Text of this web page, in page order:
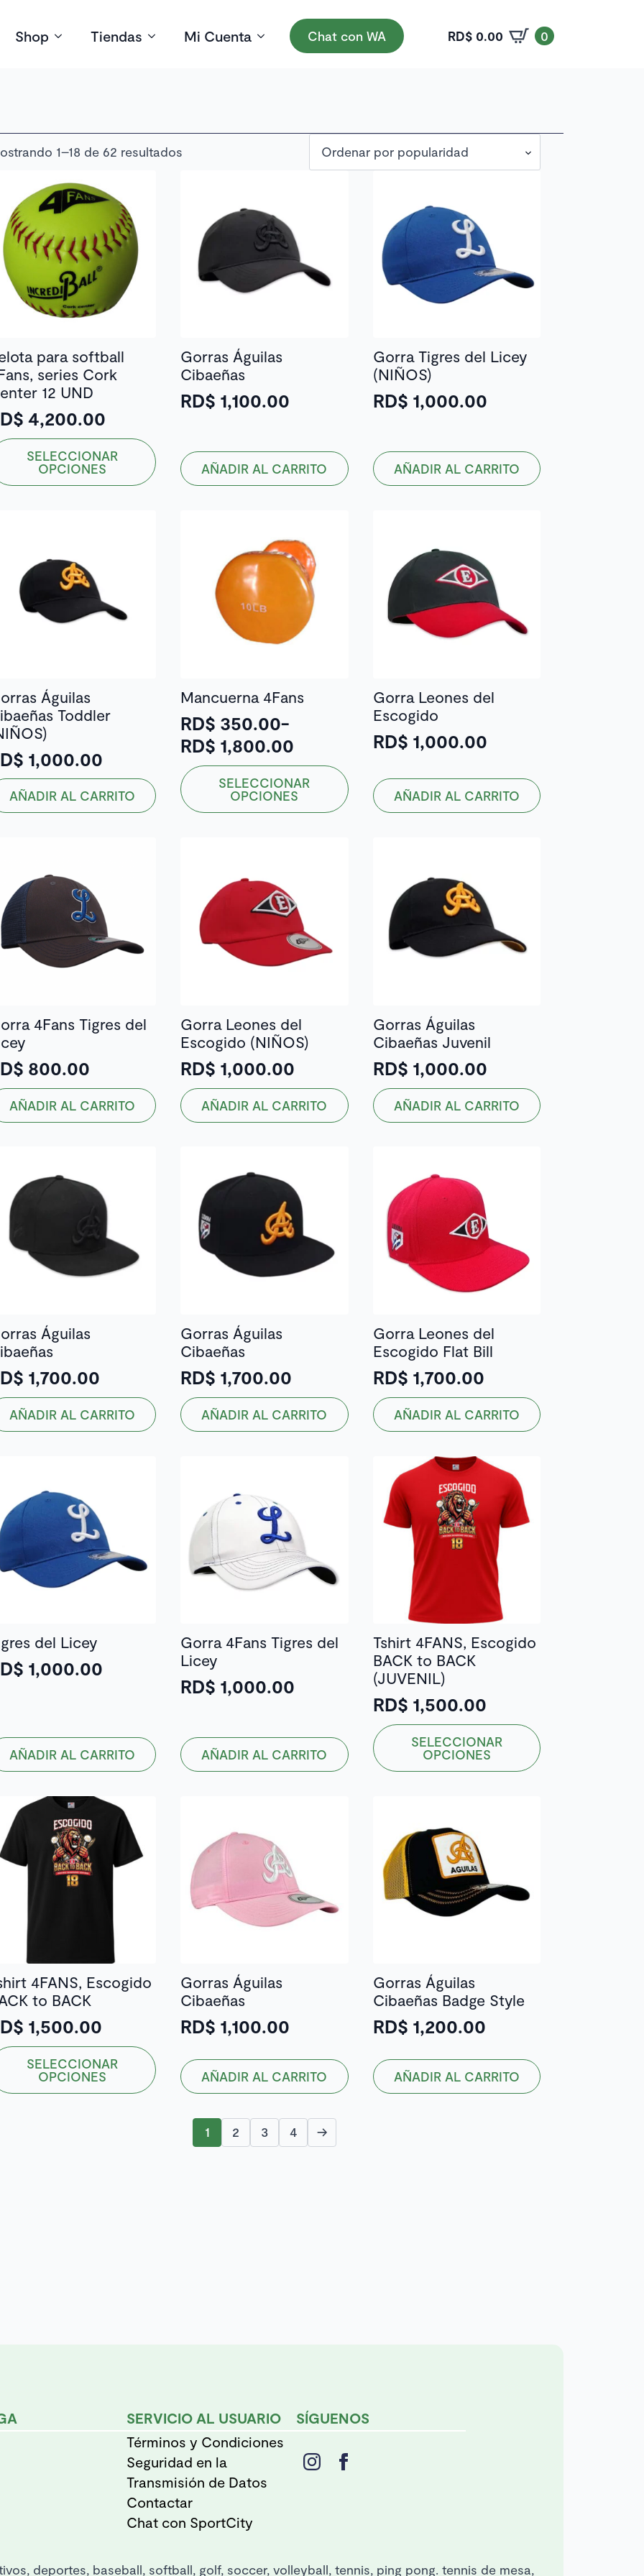
Shop Tiendas Mi Cuenta Chat con WA RD$ 0.00 0
1–18 de 62 resultados
para softball
series Cork
12 UND
4,200.00
SELECCIONAR
OPCIONES
Gorras Águilas
Cibaeñas
RD$ 1,100.00
AÑADIR AL CARRITO
Gorra Tigres del Licey
(NIÑOS)
RD$ 1,000.00
AÑADIR AL CARRITO
Águilas
Toddler
1,000.00
AÑADIR AL CARRITO
Mancuerna 4Fans
RD$ 350.00-
RD$ 1,800.00
Rango
de
precios:
desde
RD$ 1,800.00
SELECCIONAR
OPCIONES
Este
producto
tiene
opciones
pueden
elegir
producto
Gorra Leones del
Escogido
RD$ 1,000.00
AÑADIR AL CARRITO
4Fans Tigres del
800.00
AÑADIR AL CARRITO
Gorra Leones del
Escogido (NIÑOS)
RD$ 1,000.00
AÑADIR AL CARRITO
Gorras Águilas
Cibaeñas Juvenil
RD$ 1,000.00
AÑADIR AL CARRITO
Águilas
1,700.00
AÑADIR AL CARRITO
Gorras Águilas
Cibaeñas
RD$ 1,700.00
AÑADIR AL CARRITO
Gorra Leones del
Escogido Flat Bill
RD$ 1,700.00
AÑADIR AL CARRITO
del Licey
1,000.00
AÑADIR AL CARRITO
Gorra 4Fans Tigres del
Licey
RD$ 1,000.00
AÑADIR AL CARRITO
Tshirt 4FANS, Escogido
BACK to BACK
(JUVENIL)
RD$ 1,500.00
SELECCIONAR
OPCIONES
Este
producto
tiene
opciones
se
pueden
elegir
producto
4FANS, Escogido
to BACK
1,500.00
SELECCIONAR
OPCIONES
Gorras Águilas
Cibaeñas
RD$ 1,100.00
AÑADIR AL CARRITO
Gorras Águilas
Cibaeñas Badge Style
RD$ 1,200.00
AÑADIR AL CARRITO
1 2 3 4 →
SERVICIO AL USUARIO
Términos y Condiciones
Seguridad en la
Transmisión de Datos
Contactar
Chat con SportCity
SÍGUENOS
deportes, baseball, softball, golf, soccer, volleyball, tennis, ping pong. tennis de mesa,